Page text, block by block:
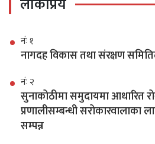
लोकप्रिय
नंः १
नागदह विकास तथा संरक्षण
नंः २
सुनाकोठीमा समुदायमा आधारित
प्रणालीसम्बन्धी सरोकारवालाका
सम्पन्न